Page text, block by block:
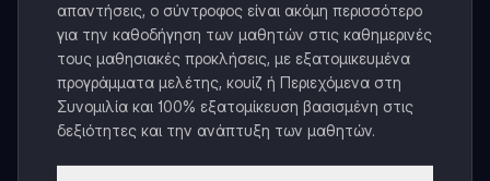
απαντήσεις, ο σύντροφος είναι ακόμη περισσότερο
για την καθοδήγηση των μαθητών στις καθημερινές
τους μαθησιακές προκλήσεις, με εξατομικευμένα
προγράμματα μελέτης, κουίζ ή Περιεχόμενα στη
Συνομιλία και 100% εξατομίκευση βασισμένη στις
δεξιότητες και την ανάπτυξη των μαθητών.